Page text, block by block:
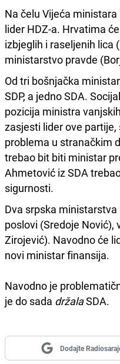
Na čelu Vijeća
lider HDZ-a. Hrvatima
izbjeglih i raseljenih lica
ministarstvo pravde
Od tri bošnjačka
SDP, a jedno SDA.
pozicija ministra
zasjesti lider ove
problema u stranačkim
trebao bit biti ministar
Ahmetović iz SDA
sigurnosti.
Dva srpska
poslovi (Sredoje
Zirojević). Navodno će
novi ministar finansija.
Navodno je
je do sada držalaSDA.
Dodajte